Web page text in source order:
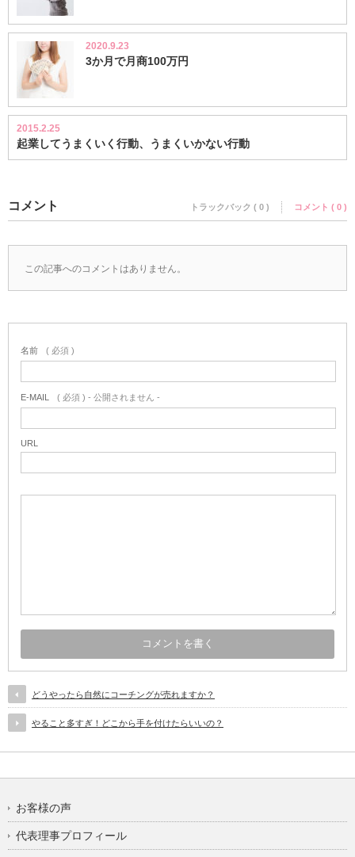
2020.9.23
3か月で月商100万円
2015.2.25
起業してうまくいく行動、うまくいかない行動
コメント トラックバック ( 0 ) コメント ( 0 )
この記事へのコメントはありません。
名前 ( 必須 )
E-MAIL ( 必須 ) - 公開されません -
URL
どうやったら自然にコーチングが売れますか？
やること多すぎ！どこから手を付けたらいいの？
お客様の声
代表理事プロフィール